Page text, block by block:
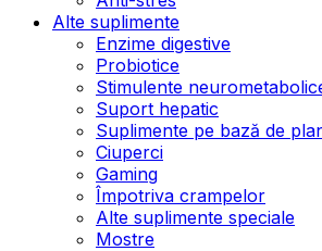
Alte suplimente
Enzime digestive
Probiotice
Stimulente
Suport hepatic
Suplimente pe bază de
Ciuperci
Gaming
Împotriva crampelor
Alte suplimente speciale
Mostre